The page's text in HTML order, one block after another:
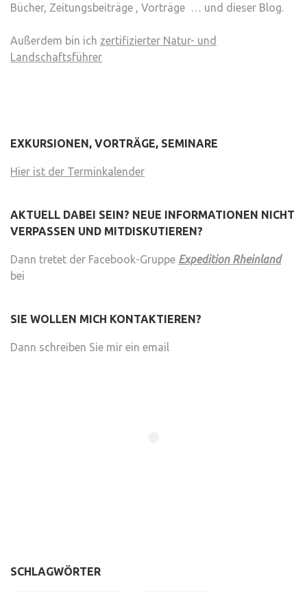
Bücher, Zeitungsbeiträge , Vorträge … und dieser Blog.
Außerdem bin ich zertifizierter Natur- und
Landschaftsführer
EXKURSIONEN, VORTRÄGE, SEMINARE
Hier ist der Terminkalender
AKTUELL DABEI SEIN? NEUE INFORMATIONEN NICHT
VERPASSEN UND MITDISKUTIEREN?
Dann tretet der Facebook-Gruppe Expedition Rheinland
bei
SIE WOLLEN MICH KONTAKTIEREN?
Dann schreiben Sie mir ein email
SCHLAGWÖRTER